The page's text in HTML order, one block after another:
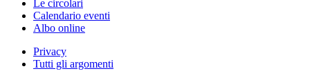
Le circolari
Calendario eventi
Albo online
Privacy
Tutti gli argomenti